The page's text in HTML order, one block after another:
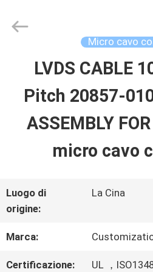
CASA.
PRODOTTI
SU
DI
NOI
Media
Reserved.
Micro cavo
LVDS CABLE
Pitch 20857-
ASSEMBLY
micro cavo
Luogo di
origine:
La Cina
Marca:
Certificazione:
UL ，